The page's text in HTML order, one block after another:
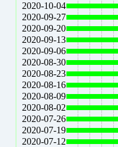
2020-10-04
2020-09-27
2020-09-20
2020-09-13
2020-09-06
2020-08-30
2020-08-23
2020-08-16
2020-08-09
2020-08-02
2020-07-26
2020-07-19
2020-07-12